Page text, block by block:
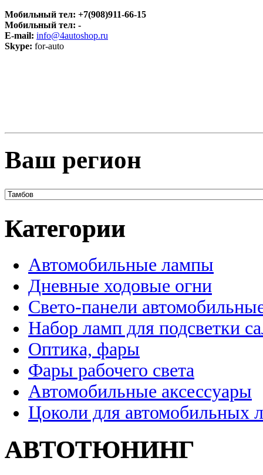
Мобильный тел: +7(908)911-66-15
Мобильный тел: -
E-mail: info@4autoshop.ru
Skype: for-auto
Ваш регион
Категории
Автомобильные лампы
Дневные ходовые огни
Свето-панели
Набор ламп для подсветки
Оптика, фары
Фары рабочего света
Автомобильные аксессуары
Цоколи для автомобильных
АВТОТЮНИНГ